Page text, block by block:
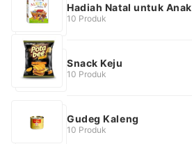
Hadiah Natal untuk Anak
10 Produk
Snack Keju
10 Produk
Gudeg Kaleng
10 Produk